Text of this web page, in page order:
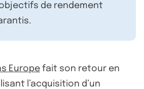
de rendement
Europe fait son retour en
l’acquisition d’un